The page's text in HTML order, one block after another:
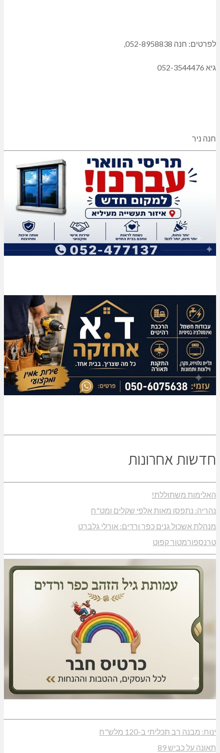
לפרטים: חנה 052-8958838,
גיא 052-3544476
חנה ניר
חדשות אחרונות
האלימות משתוללת!
נהריה: נתפסו מאות אלפי שקלים ומט"ח
מנהלת אשכול גנים כפר ורדים: אורלי גלברט
טרנספורמטור קפוט
ינוח: מבנה רב תכליתי ב-120 מלש"ח
תאונה על כביש 89